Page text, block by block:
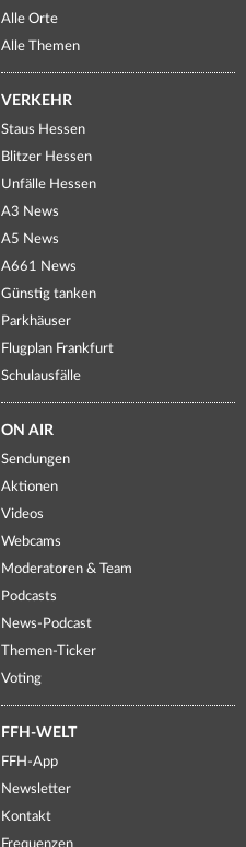
Alle Orte
Alle Themen
VERKEHR
Staus Hessen
Blitzer Hessen
Unfälle Hessen
A3 News
A5 News
A661 News
Günstig tanken
Parkhäuser
Flugplan Frankfurt
Schulausfälle
ON AIR
Sendungen
Aktionen
Videos
Webcams
Moderatoren & Team
Podcasts
News-Podcast
Themen-Ticker
Voting
FFH-WELT
FFH-App
Newsletter
Kontakt
Frequenzen